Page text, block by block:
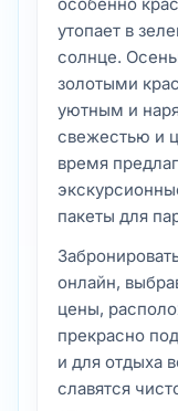
свежестью и
время
пакеты для
онлайн,
цены,
прекрасно
славятся
отношением
атмосферой.
насладиться
утрам и
город, в